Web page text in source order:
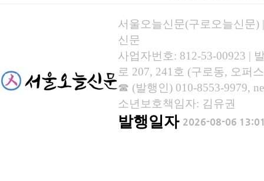
서울오늘신문(구로오늘신문)
신문
사업자번호: 812-53-00923 |
로 207, 241호 (구로동, 오퍼
☎ (발행인) 010-8553-9979,
소년보호책임자: 김유권
발행일자